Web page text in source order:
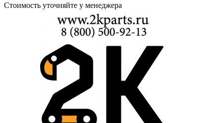
Стоимость уточняйте у менеджера